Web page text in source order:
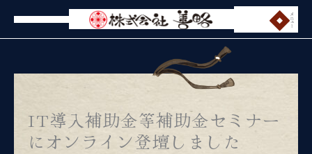
を
メニュー
IT導入補助金等補助金セミナー
にオンライン登壇しました